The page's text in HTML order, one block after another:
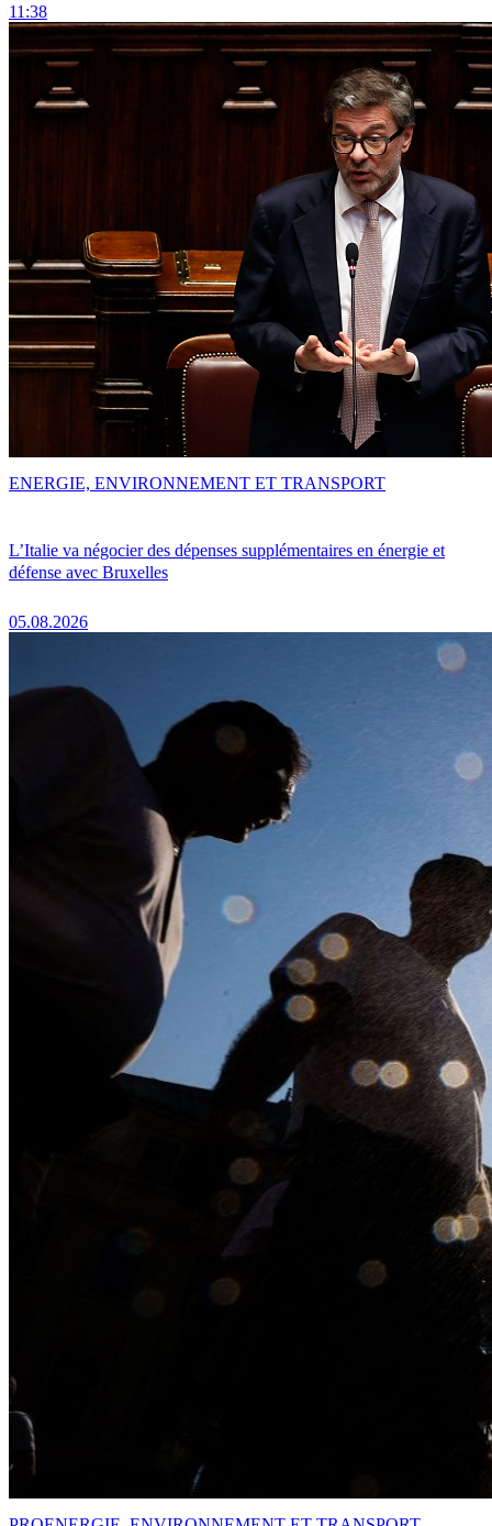
11:38
L’Italie va négocier des dépenses supplémentaires en énergie et
défense avec Bruxelles
05.08.2026
ENERGIE, ENVIRONNEMENT ET TRANSPORT